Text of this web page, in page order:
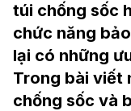
túi chống sốc
chức năng
lại có những
Trong bài viết
chống sốc và